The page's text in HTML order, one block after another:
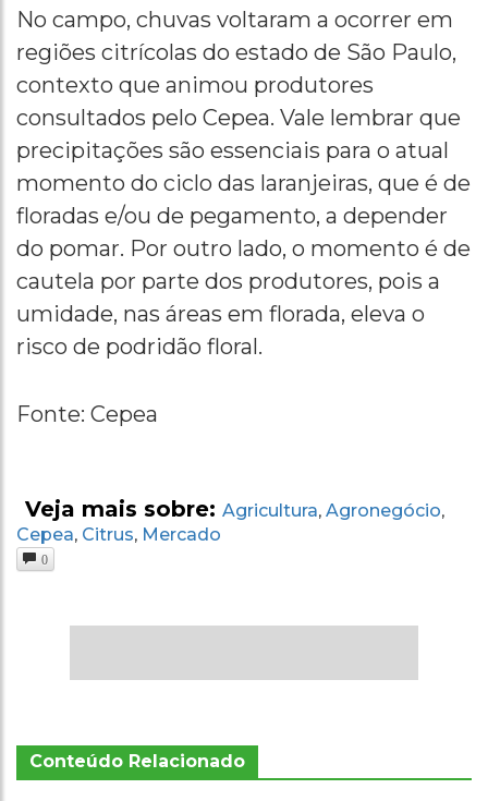
No campo, chuvas voltaram a ocorrer em
regiões citrícolas do estado de São Paulo,
contexto que animou produtores
consultados pelo Cepea. Vale lembrar que
precipitações são essenciais para o atual
momento do ciclo das laranjeiras, que é de
floradas e/ou de pegamento, a depender
do pomar. Por outro lado, o momento é de
cautela por parte dos produtores, pois a
umidade, nas áreas em florada, eleva o
risco de podridão floral.
Fonte: Cepea
Veja mais sobre: Agricultura, Agronegócio,
Cepea, Citrus, Mercado
0
Conteúdo Relacionado